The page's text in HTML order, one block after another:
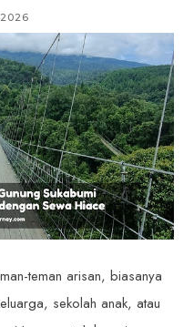
teman arisan, biasanya
sekolah anak, atau